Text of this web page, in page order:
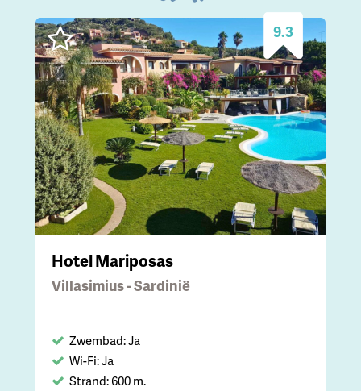
9.3
Hotel Mariposas
Villasimius - Sardinië
Zwembad: Ja
Wi-Fi: Ja
Strand: 600 m.